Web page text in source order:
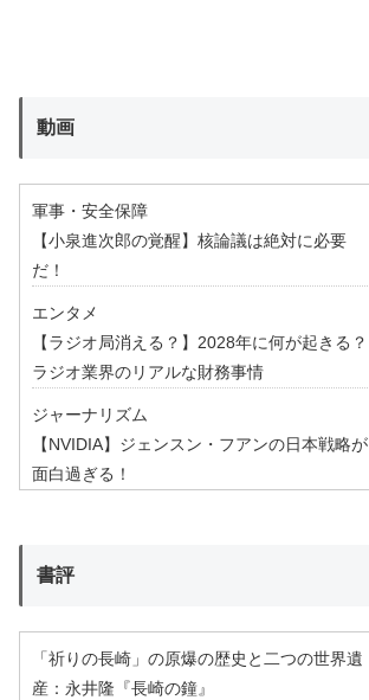
動画
軍事・安全保障
【小泉進次郎の覚醒】核論議は絶対に必要
だ！
エンタメ
【ラジオ局消える？】2028年に何が起きる？
ラジオ業界のリアルな財務事情
ジャーナリズム
【NVIDIA】ジェンスン・フアンの日本戦略が
面白過ぎる！
書評
「祈りの長崎」の原爆の歴史と二つの世界遺
産：永井隆『長崎の鐘』